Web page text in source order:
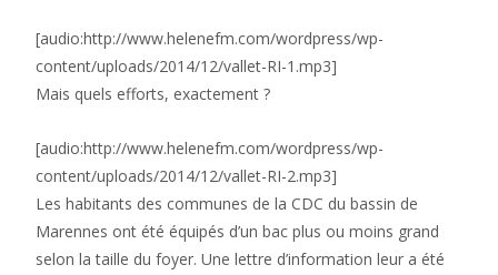
[audio:http://www.helenefm.com/wordpress/wp-
content/uploads/2014/12/vallet-RI-1.mp3]
Mais quels efforts, exactement ?
[audio:http://www.helenefm.com/wordpress/wp-
content/uploads/2014/12/vallet-RI-2.mp3]
Les habitants des communes de la CDC du bassin de
Marennes ont été équipés d’un bac plus ou moins grand
selon la taille du foyer. Une lettre d’information leur a été